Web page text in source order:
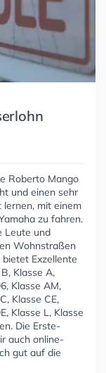
Roberto Mango
und einen sehr
lernen, mit einem
zu fahren.
Leute und
Wohnstraßen
Exzellente
Klasse A,
Klasse AM,
Klasse CE,
Klasse L, Klasse
Die Erste-
auch online-
gut auf die